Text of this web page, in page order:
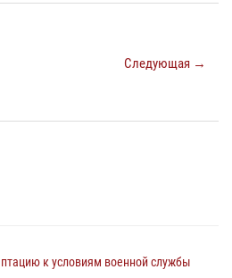
Следующая →
к условиям военной службы